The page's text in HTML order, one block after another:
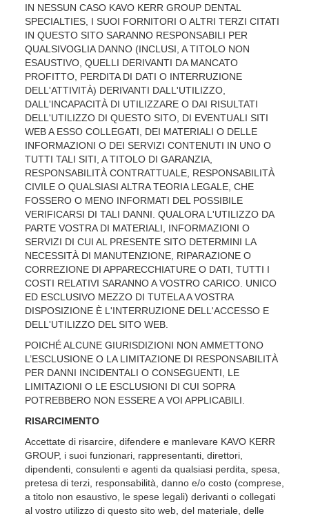
IN NESSUN CASO KAVO KERR GROUP DENTAL
SPECIALTIES, I SUOI FORNITORI O ALTRI TERZI CITATI
IN QUESTO SITO SARANNO RESPONSABILI PER
QUALSIVOGLIA DANNO (INCLUSI, A TITOLO NON
ESAUSTIVO, QUELLI DERIVANTI DA MANCATO
PROFITTO, PERDITA DI DATI O INTERRUZIONE
DELL'ATTIVITÀ) DERIVANTI DALL'UTILIZZO,
DALL'INCAPACITÀ DI UTILIZZARE O DAI RISULTATI
DELL'UTILIZZO DI QUESTO SITO, DI EVENTUALI SITI
WEB A ESSO COLLEGATI, DEI MATERIALI O DELLE
INFORMAZIONI O DEI SERVIZI CONTENUTI IN UNO O
TUTTI TALI SITI, A TITOLO DI GARANZIA,
RESPONSABILITÀ CONTRATTUALE, RESPONSABILITÀ
CIVILE O QUALSIASI ALTRA TEORIA LEGALE, CHE
FOSSERO O MENO INFORMATI DEL POSSIBILE
VERIFICARSI DI TALI DANNI. QUALORA L'UTILIZZO DA
PARTE VOSTRA DI MATERIALI, INFORMAZIONI O
SERVIZI DI CUI AL PRESENTE SITO DETERMINI LA
NECESSITÀ DI MANUTENZIONE, RIPARAZIONE O
CORREZIONE DI APPARECCHIATURE O DATI, TUTTI I
COSTI RELATIVI SARANNO A VOSTRO CARICO. UNICO
ED ESCLUSIVO MEZZO DI TUTELA A VOSTRA
DISPOSIZIONE È L'INTERRUZIONE DELL'ACCESSO E
DELL'UTILIZZO DEL SITO WEB.
POICHÉ ALCUNE GIURISDIZIONI NON AMMETTONO
L’ESCLUSIONE O LA LIMITAZIONE DI RESPONSABILITÀ
PER DANNI INCIDENTALI O CONSEGUENTI, LE
LIMITAZIONI O LE ESCLUSIONI DI CUI SOPRA
POTREBBERO NON ESSERE A VOI APPLICABILI.
RISARCIMENTO
Accettate di risarcire, difendere e manlevare KAVO KERR
GROUP, i suoi funzionari, rappresentanti, direttori,
dipendenti, consulenti e agenti da qualsiasi perdita, spesa,
pretesa di terzi, responsabilità, danno e/o costo (comprese,
a titolo non esaustivo, le spese legali) derivanti o collegati
al vostro utilizzo di questo sito web, del materiale, delle